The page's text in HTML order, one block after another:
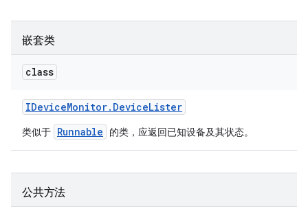
嵌套类
class
IDeviceMonitor. DeviceLister
类似于 Runnable 的类，应返回已知设备及其状态。
公共方法